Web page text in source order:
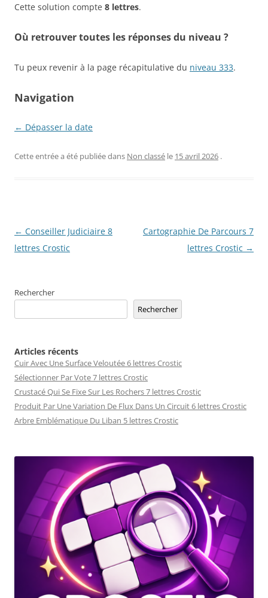
Cette solution compte 8 lettres.
Où retrouver toutes les réponses du niveau ?
Tu peux revenir à la page récapitulative du niveau 333.
Navigation
← Dépasser la date
Cette entrée a été publiée dans Non classé le 15 avril 2026 .
Navigation
des
← Conseiller Judiciaire 8
lettres Crostic
Cartographie De Parcours 7
lettres Crostic →
Rechercher
Rechercher
Articles récents
Cuir Avec Une Surface Veloutée 6 lettres Crostic
Sélectionner Par Vote 7 lettres Crostic
Crustacé Qui Se Fixe Sur Les Rochers 7 lettres Crostic
Produit Par Une Variation De Flux Dans Un Circuit 6 lettres Crostic
Arbre Emblématique Du Liban 5 lettres Crostic